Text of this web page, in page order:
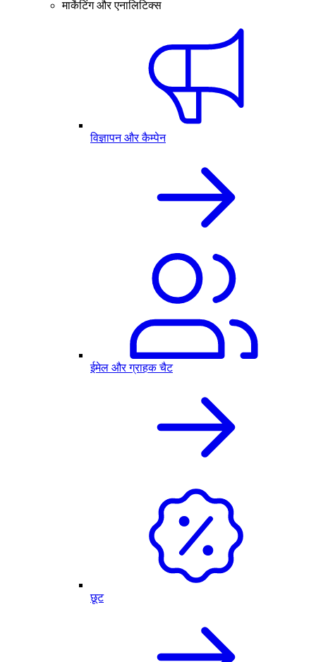
मार्केटिंग और एनालिटिक्स
विज्ञापन और कैम्पेन
ईमेल और ग्राहक चैट
छूट